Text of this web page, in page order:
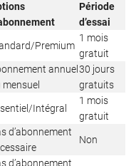
Période
d’essai
Premium
1 mois
gratuit
annuel
mensuel
30 jours
gratuits
Intégral
1 mois
gratuit
d’abonnement
Non
d’abonnement